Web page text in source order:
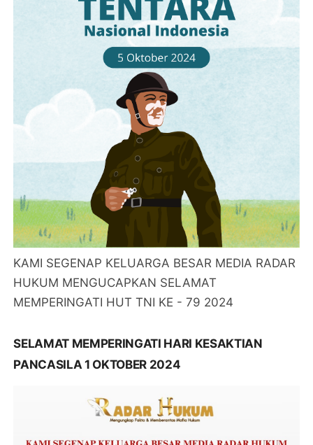
KAMI SEGENAP KELUARGA BESAR MEDIA RADAR
HUKUM MENGUCAPKAN SELAMAT
MEMPERINGATI HUT TNI KE - 79 2024
SELAMAT MEMPERINGATI HARI KESAKTIAN
PANCASILA 1 OKTOBER 2024